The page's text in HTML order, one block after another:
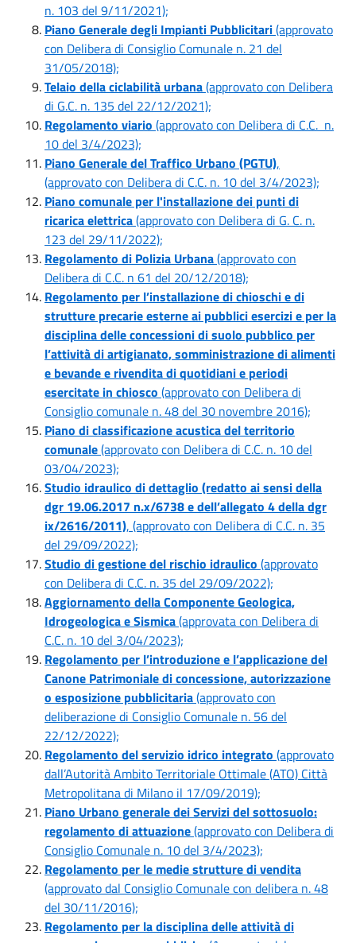
n. 103 del 9/11/2021);
Piano Generale degli Impianti Pubblicitari(approvato
con Delibera di Consiglio Comunale n. 21 del
31/05/2018);
Telaio della ciclabilità urbana(approvato con Delibera
di G.C. n. 135 del 22/12/2021);
Regolamento viario (approvato con Delibera di C.C. n.
10 del 3/4/2023);
Piano Generale del Traffico Urbano (PGTU),
(approvato con Delibera di C.C. n. 10 del 3/4/2023);
Piano comunale per l'installazione dei punti di
ricarica elettrica(approvato con Delibera di G. C. n.
123 del 29/11/2022);
Regolamento di Polizia Urbana(approvato con
Delibera di C.C. n 61 del 20/12/2018);
Regolamento per l’installazione di chioschi e di
strutture precarie esterne ai pubblici esercizi e per la
disciplina delle concessioni di suolo pubblico per
l’attività di artigianato, somministrazione di alimenti
e bevande e rivendita di quotidiani e periodi
esercitate in chiosco (approvato con Delibera di
Consiglio comunale n. 48 del 30 novembre 2016);
Piano di classificazione acustica del territorio
comunale(approvato con Delibera di C.C. n. 10 del
03/04/2023);
Studio idraulico di dettaglio (redatto ai sensi della
dgr 19.06.2017 n.x/6738 e dell’allegato 4 della dgr
ix/2616/2011), (approvato con Delibera di C.C. n. 35
del 29/09/2022);
Studio di gestione del rischio idraulico (approvato
con Delibera di C.C. n. 35 del 29/09/2022);
Aggiornamento della Componente Geologica,
Idrogeologica e Sismica(approvata con Delibera di
C.C. n. 10 del 3/04/2023);
Regolamento per l’introduzione e l’applicazione del
Canone Patrimonialedi concessione, autorizzazione
o esposizione pubblicitaria(approvato con
deliberazione di Consiglio Comunale n. 56 del
22/12/2022);
Regolamento del servizio idrico integrato (approvato
dall’Autorità Ambito Territoriale Ottimale (ATO) Città
Metropolitana di Milano il 17/09/2019);
Piano Urbano generale dei Servizi del sottosuolo:
regolamento di attuazione(approvato con Delibera di
Consiglio Comunale n. 10 del 3/4/2023);
Regolamento per le medie strutture di vendita
(approvato dal Consiglio Comunale con delibera n. 48
del 30/11/2016);
Regolamento per la disciplina delle attività di